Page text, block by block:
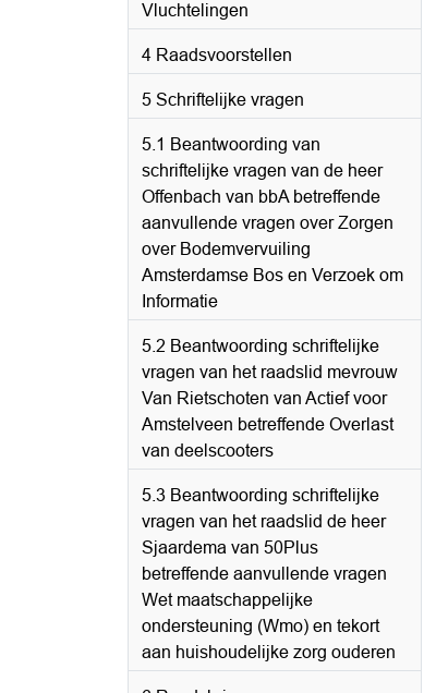
Vluchtelingen
4 Raadsvoorstellen
5 Schriftelijke vragen
5.1 Beantwoording van
schriftelijke vragen van de heer
Offenbach van bbA betreffende
aanvullende vragen over Zorgen
over Bodemvervuiling
Amsterdamse Bos en Verzoek om
Informatie
5.2 Beantwoording schriftelijke
vragen van het raadslid mevrouw
Van Rietschoten van Actief voor
Amstelveen betreffende Overlast
van deelscooters
5.3 Beantwoording schriftelijke
vragen van het raadslid de heer
Sjaardema van 50Plus
betreffende aanvullende vragen
Wet maatschappelijke
ondersteuning (Wmo) en tekort
aan huishoudelijke zorg ouderen